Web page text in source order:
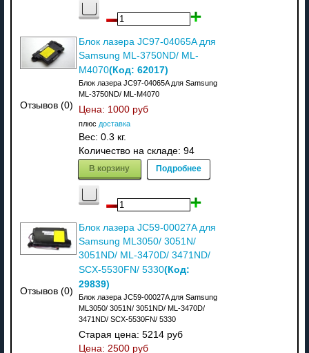
Отзывов (0)
Блок лазера JC97-04065A для
Samsung ML-3750ND/ ML-
M4070(Код: 62017)
Блок лазера JC97-04065A для Samsung
ML-3750ND/ ML-M4070
Цена: 1000 руб
плюс доставка
Вес: 0.3 кг.
Количество на складе: 94
В корзину Подробнее
Отзывов (0)
Блок лазера JC59-00027A для
Samsung ML3050/ 3051N/
3051ND/ ML-3470D/ 3471ND/
SCX-5530FN/ 5330(Код:
29839)
Блок лазера JC59-00027A для Samsung
ML3050/ 3051N/ 3051ND/ ML-3470D/
3471ND/ SCX-5530FN/ 5330
Старая цена: 5214 руб
Цена: 2500 руб